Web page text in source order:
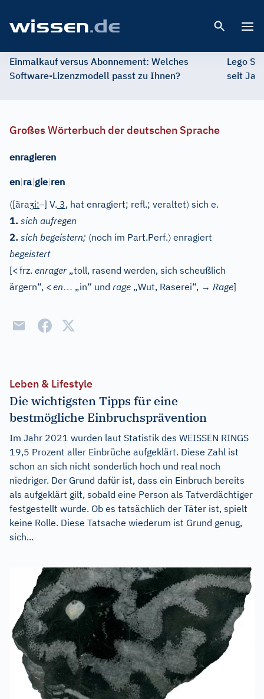
Einmalkauf versus Abonnement: Welches
Software-Lizenzmodell passt zu Ihnen?
Lego
seit
Großes Wörterbuch der deutschen Sprache
enragieren
en|ra|gie|ren
〈[ãraʒi:–] V. 3, hat enragiert; refl.; veraltet〉 sich e.
1. sich aufregen
2. sich begeistern; 〈noch im Part.Perf.〉 enragiert
begeistert
[<frz. enrager „toll, rasend werden, sich scheußlich
ärgern“, <en… „in“ und rage „Wut, Raserei“, → Rage]
Leben & Lifestyle
Die wichtigsten Tipps für eine
bestmögliche Einbruchsprävention
Im Jahr 2021 wurden laut Statistik des WEISSEN RINGS
19,5 Prozent aller Einbrüche aufgeklärt. Diese Zahl ist
schon an sich nicht sonderlich hoch und real noch
niedriger. Der Grund dafür ist, dass ein Einbruch bereits
als aufgeklärt gilt, sobald eine Person als Tatverdächtiger
festgestellt wurde. Ob es tatsächlich der Täter ist, spielt
keine Rolle. Diese Tatsache wiederum ist Grund genug,
sich...